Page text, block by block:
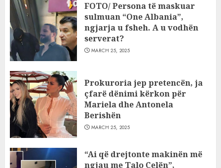
FOTO/ Persona të maskuar
sulmuan “One Albania”,
ngjarja u fsheh. A u vodhën
serverat?
MARCH 25, 2025
Prokuroria jep pretencën, ja
çfarë dënimi kërkon për
Mariela dhe Antonela
Berishën
MARCH 25, 2025
“Ai që drejtonte makinën më
ngjau me Talo Çelën”,